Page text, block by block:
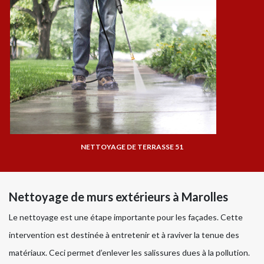
NETTOYAGE DE TERRASSE 51
Nettoyage de murs extérieurs à Marolles
Le nettoyage est une étape importante pour les façades. Cette
intervention est destinée à entretenir et à raviver la tenue des
matériaux. Ceci permet d’enlever les salissures dues à la pollution.